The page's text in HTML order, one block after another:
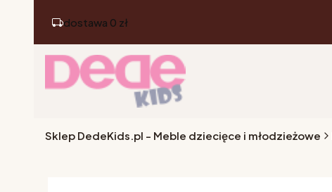
dostawa 0 zł
Sklep DedeKids.pl - Meble dziecięce i młodzieżowe